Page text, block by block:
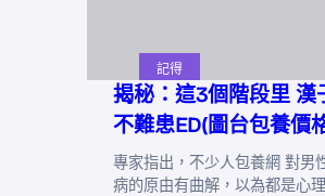
記得
揭秘：這3個階段里 漢
不難患ED(圖台包養價
專家指出，不少人包養網 對男
病的原由有曲解，以為都是心